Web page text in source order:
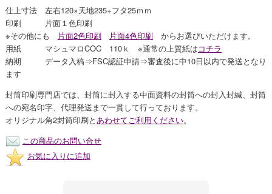
仕上寸法 左右120×天地235+フタ25ｍｍ
印刷 片面１色印刷
※その他にも
片面2色印刷 片面4色印刷からお選びいただけます。
用紙 マシュマロCOC 110ｋ ※通常の上質紙はコチラ
納期 データ入稿⇒FSC認証申請⇒審査後に中10日以内で発送となり
ます
封筒印刷専門店では、封筒に封入する中面資料の封筒への封入封緘、封筒
への宛名印字、代理発送まで一貫して行っております。
オリジナル角2封筒印刷とあわせてご利用ください。
この商品のお問い合せ
お気に入りに追加